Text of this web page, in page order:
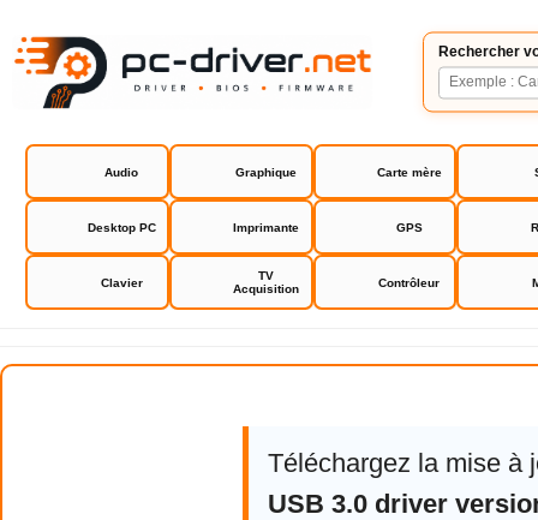
Rechercher
Audio Graphique Carte mère
Desktop PC Imprimante GPS
Clavier
TV
Acquisition
Contrôleur
Asus P8H61 R2.0 bios drivers
Téléchargez la mise à
USB 3.0 driver